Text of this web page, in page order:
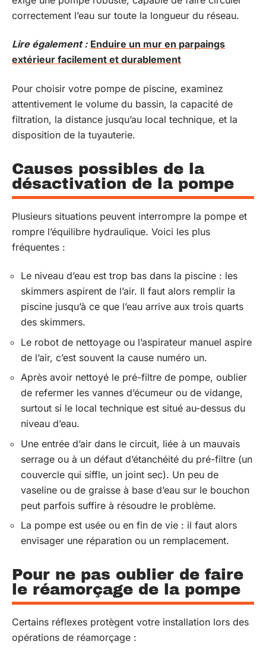
correctement l’eau sur toute la longueur du réseau.
Lire également : Enduire un mur en parpaings
extérieur facilement et durablement
Pour choisir votre pompe de piscine, examinez
attentivement le volume du bassin, la capacité de
filtration, la distance jusqu’au local technique, et la
disposition de la tuyauterie.
Causes possibles de la
désactivation de la pompe
Plusieurs situations peuvent interrompre la pompe et
rompre l’équilibre hydraulique. Voici les plus
fréquentes :
Le niveau d’eau est trop bas dans la piscine : les
skimmers aspirent de l’air. Il faut alors remplir la
piscine jusqu’à ce que l’eau arrive aux trois quarts
des skimmers.
Le robot de nettoyage ou l’aspirateur manuel aspire
de l’air, c’est souvent la cause numéro un.
Après avoir nettoyé le pré-filtre de pompe, oublier
de refermer les vannes d’écumeur ou de vidange,
surtout si le local technique est situé au-dessus du
niveau d’eau.
Une entrée d’air dans le circuit, liée à un mauvais
serrage ou à un défaut d’étanchéité du pré-filtre (un
couvercle qui siffle, un joint sec). Un peu de
vaseline ou de graisse à base d’eau sur le bouchon
peut parfois suffire à résoudre le problème.
La pompe est usée ou en fin de vie : il faut alors
envisager une réparation ou un remplacement.
Pour ne pas oublier de faire
le réamorçage de la pompe
Certains réflexes protègent votre installation lors des
opérations de réamorçage :